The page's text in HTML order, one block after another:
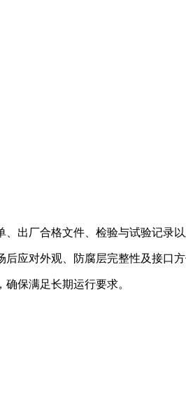
出厂合格文件、检验与试验记录以
应对外观、防腐层完整性及接口方
保满足长期运行要求。